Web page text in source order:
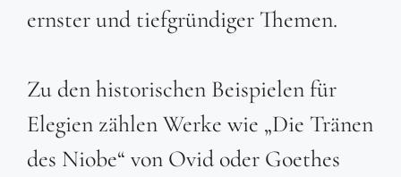
ernster und tiefgründiger Themen.
Zu den historischen Beispielen für
Elegien zählen Werke wie „Die Tränen
des Niobe“ von Ovid oder Goethes